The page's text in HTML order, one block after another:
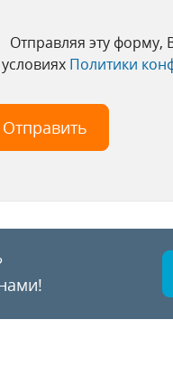
Отправляя эту форму,
Политики